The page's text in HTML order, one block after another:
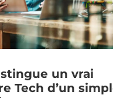
un vrai
Tech d’un